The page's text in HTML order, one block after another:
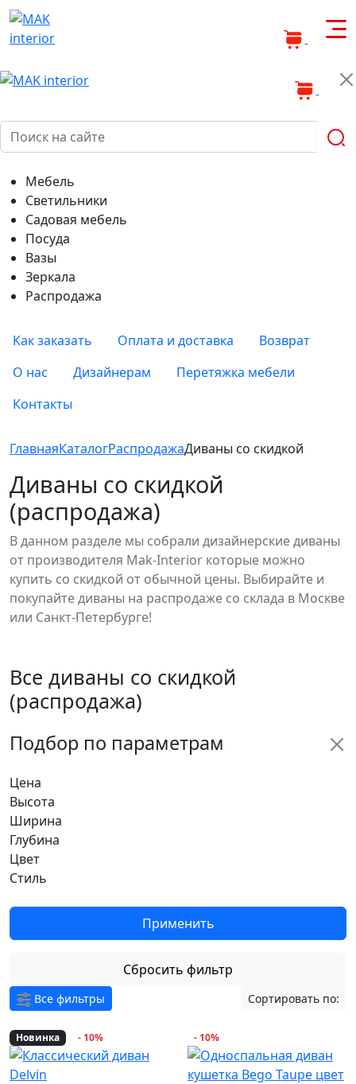
Мебель
Светильники
Садовая мебель
Посуда
Вазы
Зеркала
Распродажа
Как заказать Оплата и доставка
Возврат
О нас
Дизайнерам
Перетяжка мебели
Контакты
ГлавнаяКаталогРаспродажаДиваны со скидкой
Диваны со скидкой
(распродажа)
В данном разделе мы собрали дизайнерские диваны
от производителя Mak-Interior которые можно
купить со скидкой от обычной цены. Выбирайте и
покупайте диваны на распродаже со склада в Москве
или Санкт-Петербурге!
Все диваны со скидкой
(распродажа)
Подбор по параметрам
Цена
Высота
Ширина
Глубина
Цвет
Стиль
Применить
Сбросить фильтр
Все фильтры Сортировать по:
Новинка - 10% - 10%